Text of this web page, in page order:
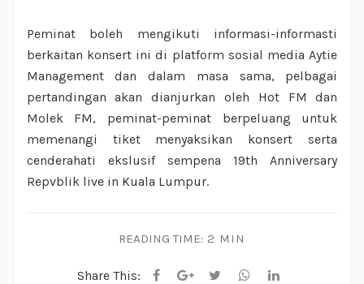
Peminat boleh mengikuti informasi-informasti
berkaitan konsert ini di platform sosial media Aytie
Management dan dalam masa sama, pelbagai
pertandingan akan dianjurkan oleh Hot FM dan
Molek FM, peminat-peminat berpeluang untuk
memenangi tiket menyaksikan konsert serta
cenderahati ekslusif sempena 19th Anniversary
Repvblik live in Kuala Lumpur.
READING TIME: 2 MIN
Share This: